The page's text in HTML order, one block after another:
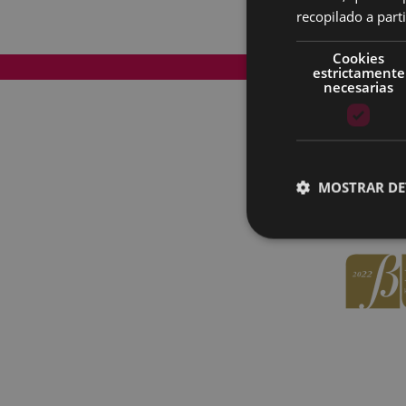
Mapa del Sitio
recopilado a
Cookies
estrictamente
necesarias
MOSTRAR